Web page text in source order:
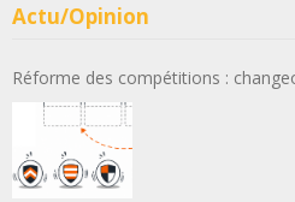
Actu/Opinion
Réforme des compétitions :